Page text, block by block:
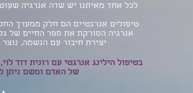
לכל אחד מאיתנו יש שדה אנרגיה
טיפולים אנרגטיים הם חלק ממערך
אנרגיה הסורקת את ספר החיים של
יצירת חיבור עם הנשמה,
בטיפול הילינג אנרגטי עם רונית דוד
של האדם ומשם ניתן